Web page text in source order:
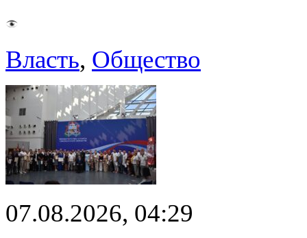
Власть, Общество
07.08.2026, 04:29